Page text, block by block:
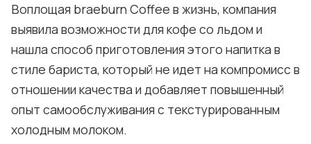
Воплощая braeburn Coffee в жизнь, компания
выявила возможности для кофе со льдом и
нашла способ приготовления этого напитка в
стиле бариста, который не идет на компромисс в
отношении качества и добавляет повышенный
опыт самообслуживания с текстурированным
холодным молоком.